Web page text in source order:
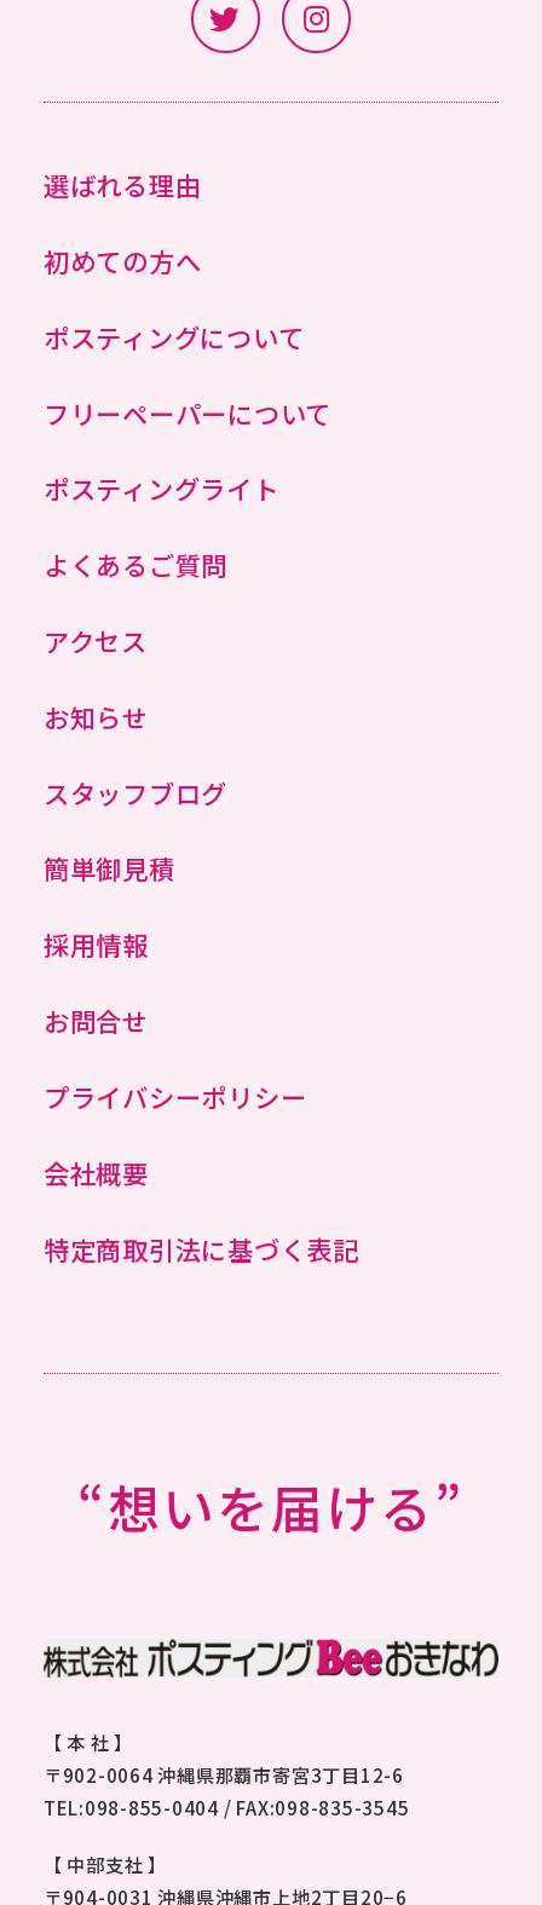
選ばれる理由
初めての方へ
ポスティングについて
フリーペーパーについて
ポスティングライト
よくあるご質問
アクセス
お知らせ
スタッフブログ
簡単御見積
採用情報
お問合せ
プライバシーポリシー
会社概要
特定商取引法に基づく表記
“想いを届ける”
【 本 社 】
〒902-0064 沖縄県那覇市寄宮3丁目12-6
TEL:098-855-0404 / FAX:098-835-3545
【 中部支社 】
〒904-0031 沖縄県沖縄市上地2丁目20−6